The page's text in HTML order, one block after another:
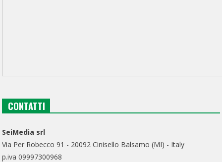
CONTATTI
SeiMedia srl
Via Per Robecco 91 - 20092 Cinisello Balsamo (MI) - Italy
p.iva 09997300968